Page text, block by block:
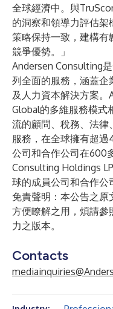
全球經濟中。與
的洞察和領導力評估
策略保持一致，建構有
競爭優勢。」
Andersen Consulting
列全面的服務，涵蓋企
及人力資本解決方案
Global的多維服務模式
流的顧問、稅務、法律
服務，在全球擁有超
公司和合作公司在600
Consulting Holdings
球的成員公司和合作公
免責聲明：本公告之
方便瞭解之用，煩請參
力之版本。
Contacts